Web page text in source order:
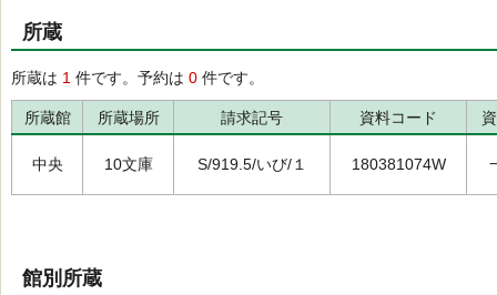
所蔵
所蔵は 1 件です。予約は 0 件です。
所蔵館 所蔵場所 請求記号 資料コード
中央 10文庫 S/919.5/いび/１ 180381074W
館別所蔵